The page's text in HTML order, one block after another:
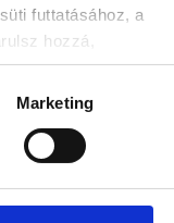
futtatásához, a
hozzá,
Marketing